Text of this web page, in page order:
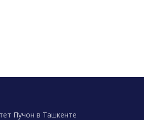
Пучон в Ташкенте